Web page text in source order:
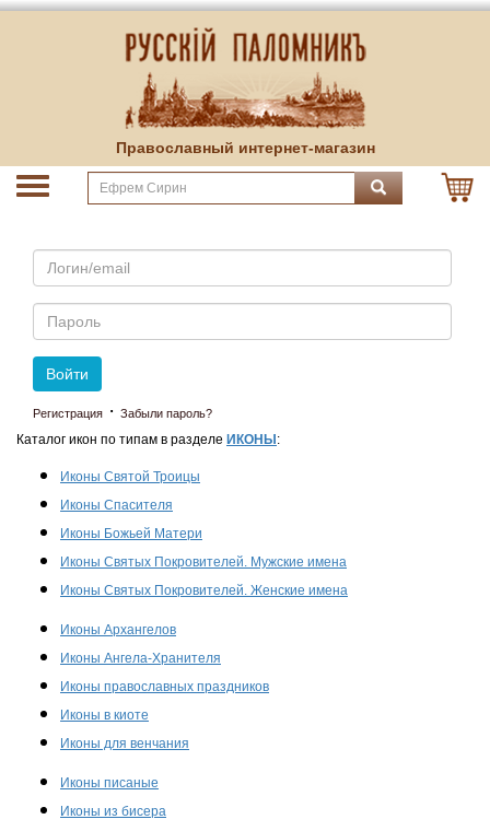
Православный интернет-магазин
Email
Пароль
Войти
Регистрация · Забыли пароль?
Каталог икон по типам в разделе ИКОНЫ :
Иконы Святой Троицы
Иконы Спасителя
Иконы Божьей Матери
Иконы Святых Покровителей. Мужские имена
Иконы Святых Покровителей. Женские имена
Иконы Архангелов
Иконы Ангела-Хранителя
Иконы православных праздников
Иконы в киоте
Иконы для венчания
Иконы писаные
Иконы из бисера